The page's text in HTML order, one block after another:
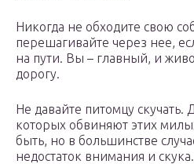
Никогда не обходите свою
перешагивайте через нее,
на пути. Вы – главный, и
дорогу.
Не давайте питомцу
которых обвиняют этих
быть, но в большинстве
недостаток внимания и скука.